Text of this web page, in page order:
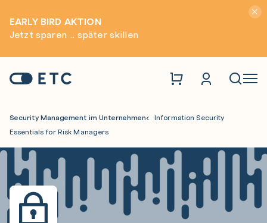
EARLY BIRD AKTION
Jetzt sparen ... später skillen
Startseite: ETC
Security Management im Unternehmen
Information Security
Essentials for Risk Managers